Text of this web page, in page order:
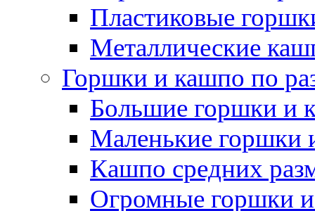
Пластиковые
Металлические
Горшки и кашпо по
Большие горшки и
Маленькие горшки
Кашпо средних
Огромные горшки